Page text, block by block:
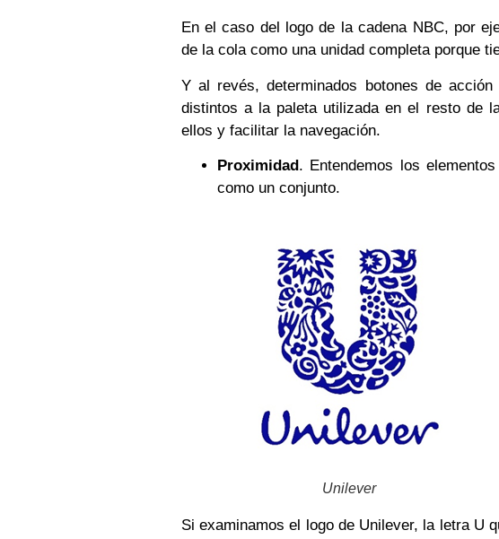
En el caso del logo de la cadena NBC, por
de la cola como una unidad completa porque
Y al revés, determinados botones de
distintos a la paleta utilizada en el resto de
ellos y facilitar la navegación.
Proximidad. Entendemos los
como un conjunto.
Unilever
Si examinamos el logo de Unilever, la letra U